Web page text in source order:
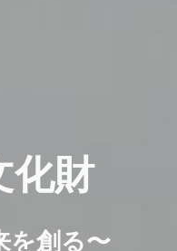
化財
を創る〜